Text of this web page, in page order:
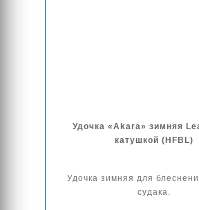
Удочка «Akara» зимняя
катушкой (HFBL)
Удочка зимняя для
судака.